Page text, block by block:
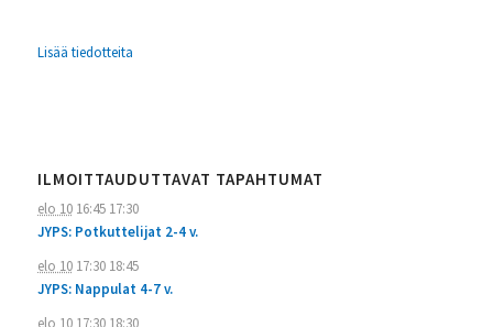
Lisää tiedotteita
ILMOITTAUDUTTAVAT TAPAHTUMAT
elo 1016:45 17:30
JYPS: Potkuttelijat 2-4 v.
elo 1017:30 18:45
JYPS: Nappulat 4-7 v.
elo 1017:30 18:30